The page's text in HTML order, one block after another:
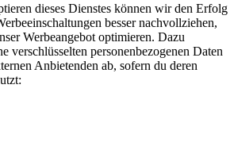
dieses Dienstes können wir den Erfolg
besser nachvollziehen,
Werbeangebot optimieren. Dazu
verschlüsselten personenbezogenen Daten
Anbietenden ab, sofern du deren